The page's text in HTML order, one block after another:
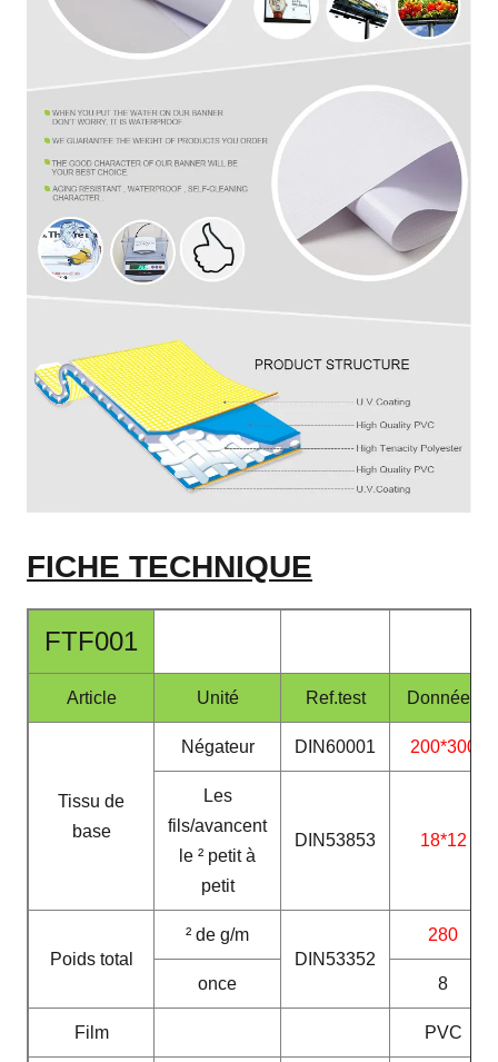
FICHE TECHNIQUE
FTF001
Article Unité Ref.test Données
Tissu de
base
Négateur DIN60001 200*300
Les
fils/avancent
le ² petit à
petit
DIN53853 18*12
Poids total
² de g/m
DIN53352
280
once 8
Film PVC